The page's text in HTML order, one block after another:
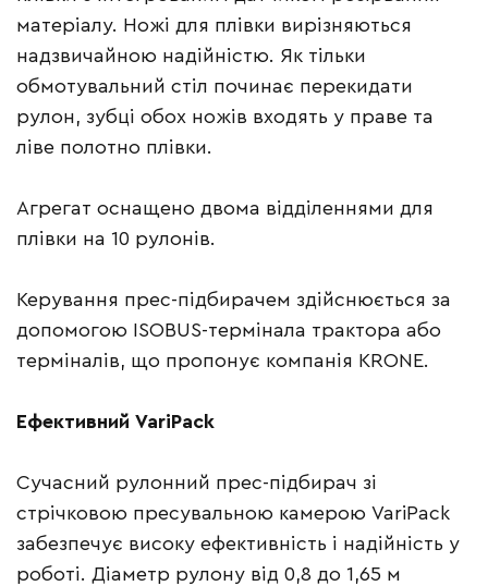
матеріалу. Ножі для плівки вирізняються
надзвичайною надійністю. Як тільки
обмотувальний стіл починає перекидати
рулон, зубці обох ножів входять у праве та
ліве полотно плівки.
Агрегат оснащено двома відділеннями для
плівки на 10 рулонів.
Керування прес-підбирачем здійснюється за
допомогою ISOBUS-термінала трактора або
терміналів, що пропонує компанія KRONE.
Ефективний VariPack
Сучасний рулонний прес-підбирач зі
стрічковою пресувальною камерою VariPack
забезпечує високу ефективність і надійність у
роботі. Діаметр рулону від 0,8 до 1,65 м